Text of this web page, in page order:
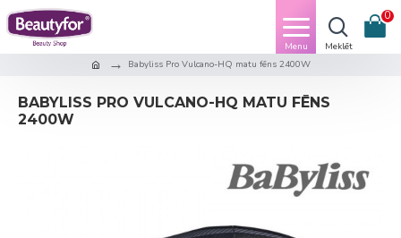
0
Babyliss Pro Vulcano-HQ matu fēns 2400W
BABYLISS PRO VULCANO-HQ MATU FĒNS
2400W